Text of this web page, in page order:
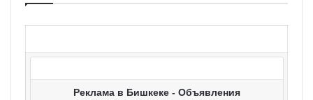
и
Реклама в Бишкеке - Объявления